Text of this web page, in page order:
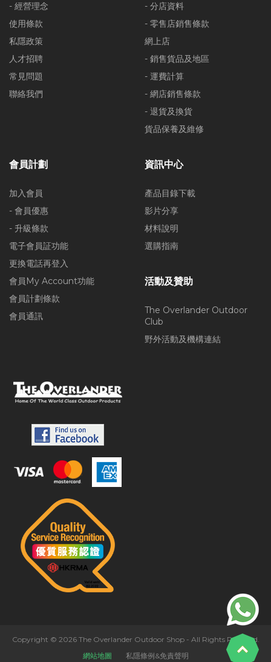
- 經營理念
使用條款
私隱政策
人才招聘
常見問題
聯絡我們
- 分店資料
- 零售店銷售條款
網上店
- 銷售貨品及地區
- 運費計算
- 網店銷售條款
- 退貨及換貨
貨品保養及維修
會員計劃
加入會員
- 會員優惠
- 升級條款
電子會員証功能
更換電話再登入
會員My Account功能
會員計劃條款
會員通訊
資訊中心
產品目錄下載
影片分享
材料說明
選購指南
活動及贊助
The Overlander Outdoor
Club
野外活動及機構連結
Copyright © 2026 The Overlander Outdoor Shop - All Rights Reserved.
網站地圖
私隱條例&免責聲明